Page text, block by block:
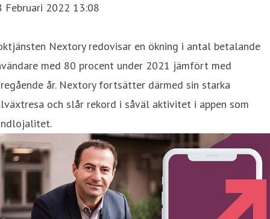
Februari 2022 13:08
Nextory redovisar en ökning i antal betalande
med 80 procent under 2021 jämfört med
år. Nextory fortsätter därmed sin starka
och slår rekord i såväl aktivitet i appen som